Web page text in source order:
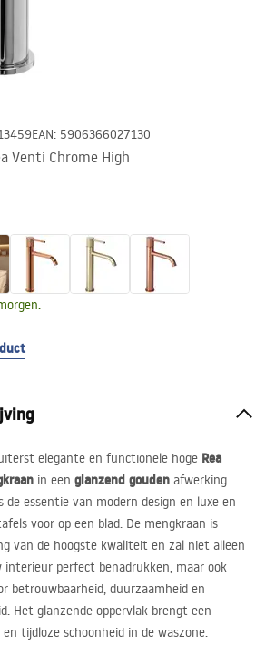
EAN: 5906366027130
Venti Chrome High
elegante en functionele hoge Rea
in een glanzend gouden afwerking.
de essentie van modern design en luxe en
voor op een blad. De mengkraan is
van de hoogste kwaliteit en zal niet alleen
perfect benadrukken, maar ook
betrouwbaarheid, duurzaamheid en
Het glanzende oppervlak brengt een
tijdloze schoonheid in de waszone.